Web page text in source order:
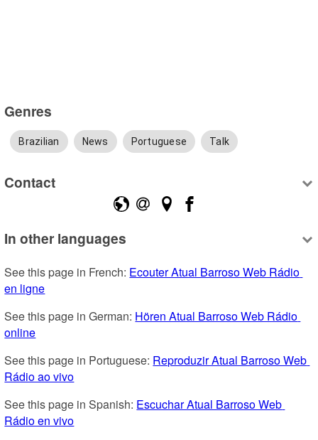
Genres
Brazilian News Portuguese Talk
Contact
In other languages
See this page in French: Ecouter Atual Barroso Web Rádio
en ligne
See this page in German: Hören Atual Barroso Web Rádio
online
See this page in Portuguese: Reproduzir Atual Barroso Web
Rádio ao vivo
See this page in Spanish: Escuchar Atual Barroso Web
Rádio en vivo